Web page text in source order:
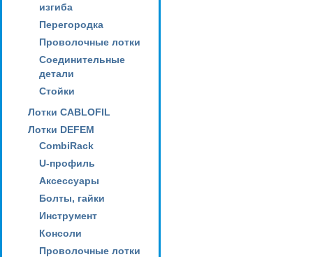
изгиба
Перегородка
Проволочные лотки
Соединительные
детали
Стойки
Лотки CABLOFIL
Лотки DEFEM
CombiRack
U-профиль
Аксессуары
Болты, гайки
Инструмент
Консоли
Проволочные лотки